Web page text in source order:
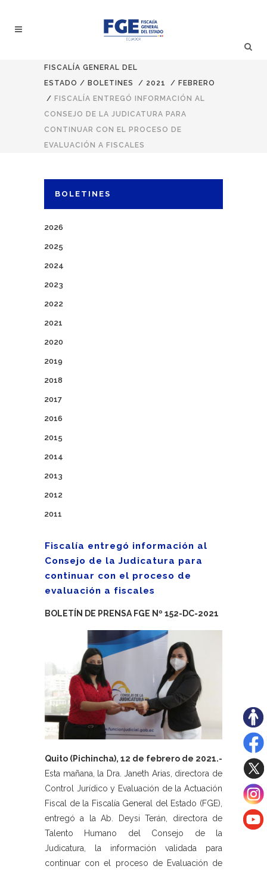
FISCALÍA GENERAL DEL
ESTADO / BOLETINES / 2021 / FEBRERO
/ FISCALÍA ENTREGÓ INFORMACIÓN AL
CONSEJO DE LA JUDICATURA PARA
CONTINUAR CON EL PROCESO DE
EVALUACIÓN A FISCALES
BOLETINES
2026
2025
2024
2023
2022
2021
2020
2019
2018
2017
2016
2015
2014
2013
2012
2011
Fiscalía entregó información al
Consejo de la Judicatura para
continuar con el proceso de
evaluación a fiscales
BOLETÍN DE PRENSA FGE Nº 152-DC-2021
Quito (Pichincha), 12 de febrero de 2021.-
Esta mañana, la Dra. Janeth Arias, directora de
Control Jurídico y Evaluación de la Actuación
Fiscal de la Fiscalía General del Estado (FGE),
entregó a la Ab. Deysi Terán, directora de
Talento Humano del Consejo de la
Judicatura, la información validada para
continuar con el proceso de Evaluación de